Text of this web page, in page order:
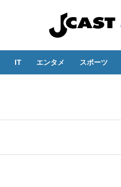
IT エンタメ スポーツ